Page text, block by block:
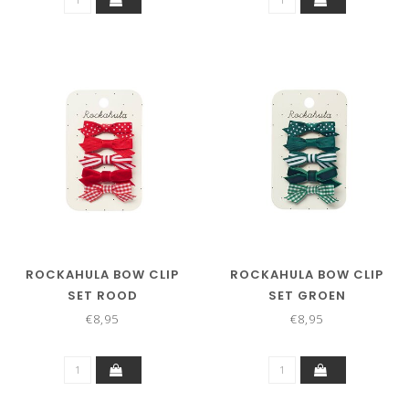
ROCKAHULA BOW CLIP
SET ROOD
€8,95
ROCKAHULA BOW CLIP
SET GROEN
€8,95